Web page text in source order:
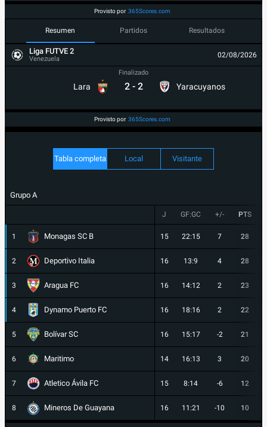
Provisto por 365Scores.com
Resumen Partidos Resultados
Liga FUTVE 2
Venezuela 02/08/2026
Lara
Finalizado
2 - 2 Yaracuyanos
Provisto por 365Scores.com
Tabla completa Local Visitante
Grupo A
J GF:GC +/- PTS
1 Monagas SC B 15 22:15 7 28
2 Deportivo Italia 16 13:9 4 28
3 Aragua FC 16 14:12 2 23
4 Dynamo Puerto FC 16 18:16 2 22
5 Bolívar SC 16 15:17 -2 21
6 Maritimo 14 16:13 3 20
7 Atletico Ávila FC 15 8:14 -6 12
8 Mineros De Guayana 16 11:21 -10 10